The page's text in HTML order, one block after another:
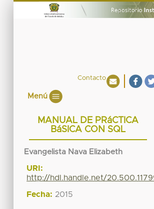
Contacto
Menú
MANUAL DE PRáCTICA
BáSICA CON SQL
Evangelista Nava Elizabeth
URI:
http://hdl.handle.net/
Fecha: 2015